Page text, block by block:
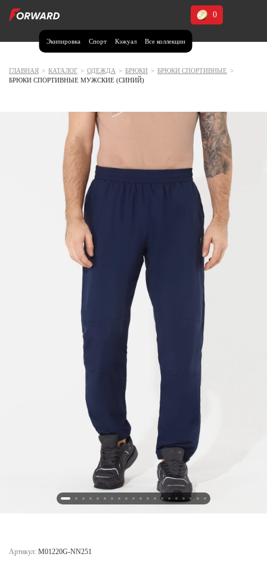
Экипировка Спорт Кэжуал Все коллекции
0
Москва и МО
Иркутская область (2)
Калининградская область (1)
Кемеровская область (2)
Краснодарский край (5)
Красноярский край (5)
Курская область (1)
Москва и МО (14)
Нижегородская область (1)
Новосибирская область (3)
Республика Башкортостан (3)
Республика Татарстан (2)
Санкт-Петербург и ЛО (3)
Тульская область (1)
Тюменская область (3)
ГЛАВНАЯ > КАТАЛОГ > ОДЕЖДА > БРЮКИ > БРЮКИ СПОРТИВНЫЕ >
БРЮКИ СПОРТИВНЫЕ МУЖСКИЕ (СИНИЙ)
Артикул: M01220G-NN251